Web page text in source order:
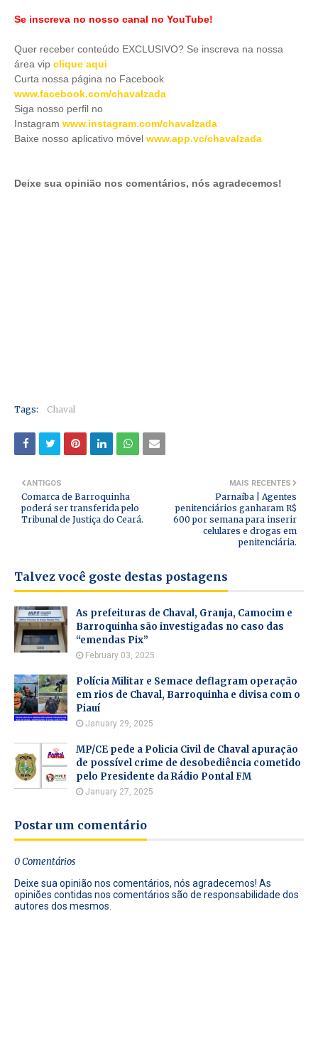
Se inscreva no nosso canal no YouTube!
Quer receber conteúdo EXCLUSIVO? Se inscreva na nossa
área vip clique aqui
Curta nossa página no Facebook
www.facebook.com/chavalzada
Siga nosso perfil no
Instagram www.instagram.com/chavalzada
Baixe nosso aplicativo móvel www.app.vc/chavalzada
Deixe sua opinião nos comentários, nós agradecemos!
Tags: Chaval
MAIS RECENTES
Parnaíba | Agentes
penitenciários ganharam R$
600 por semana para inserir
celulares e drogas em
penitenciária.
ANTIGOS
Comarca de Barroquinha
poderá ser transferida pelo
Tribunal de Justiça do Ceará.
Talvez você goste destas postagens
As prefeituras de Chaval, Granja, Camocim e
Barroquinha são investigadas no caso das
“emendas Pix”
February 03, 2025
Polícia Militar e Semace deflagram operação
em rios de Chaval, Barroquinha e divisa com o
Piauí
January 29, 2025
MP/CE pede a Policia Civil de Chaval apuração
de possível crime de desobediência cometido
pelo Presidente da Rádio Pontal FM
January 27, 2025
Postar um comentário
0 Comentários
Deixe sua opinião nos comentários, nós agradecemos! As
opiniões contidas nos comentários são de responsabilidade dos
autores dos mesmos.